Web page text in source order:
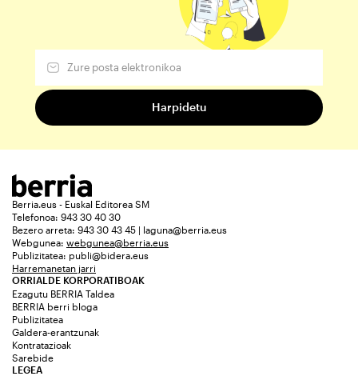
Berria.eus - Euskal Editorea SM
Telefonoa: 943 30 40 30
Bezero arreta: 943 30 43 45 | laguna@berria.eus
Webgunea: webgunea@berria.eus
Publizitatea: publi@bidera.eus
Harremanetan jarri
ORRIALDE KORPORATIBOAK
Ezagutu BERRIA Taldea
BERRIA berri bloga
Publizitatea
Galdera-erantzunak
Kontratazioak
Sarebide
LEGEA